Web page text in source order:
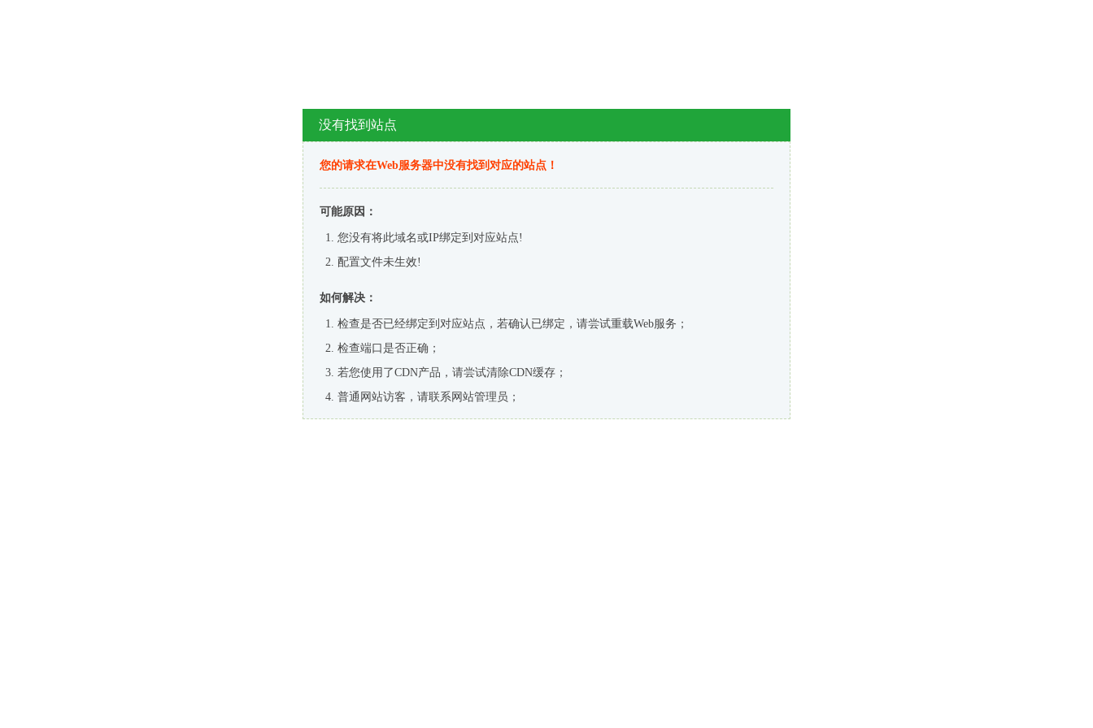
没有找到站点
您的请求在Web服务器中没有找到对应的站点！
可能原因：
您没有将此域名或IP绑定到对应站点!
配置文件未生效!
如何解决：
检查是否已经绑定到对应站点，若确认已绑定，请尝试重载Web服务；
检查端口是否正确；
若您使用了CDN产品，请尝试清除CDN缓存；
普通网站访客，请联系网站管理员；